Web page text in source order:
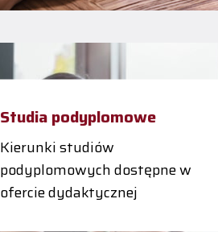
Studia podyplomowe
Kierunki studiów
podyplomowych dostępne w
ofercie dydaktycznej